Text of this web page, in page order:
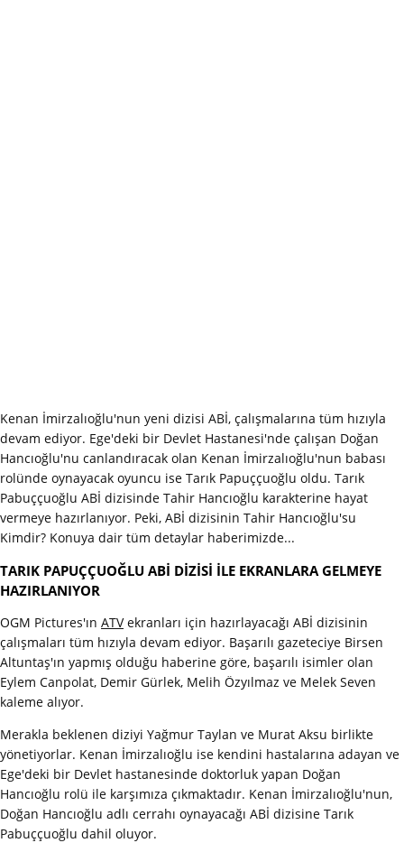
Kenan İmirzalıoğlu'nun yeni dizisi ABİ, çalışmalarına tüm hızıyla
devam ediyor. Ege'deki bir Devlet Hastanesi'nde çalışan Doğan
Hancıoğlu'nu canlandıracak olan Kenan İmirzalıoğlu'nun babası
rolünde oynayacak oyuncu ise Tarık Papuççuoğlu oldu. Tarık
Pabuççuoğlu ABİ dizisinde Tahir Hancıoğlu karakterine hayat
vermeye hazırlanıyor. Peki, ABİ dizisinin Tahir Hancıoğlu'su
Kimdir? Konuya dair tüm detaylar haberimizde...
TARIK PAPUÇÇUOĞLU ABİ DİZİSİ İLE EKRANLARA GELMEYE
HAZIRLANIYOR
OGM Pictures'ın ATVekranları için hazırlayacağı ABİ dizisinin
çalışmaları tüm hızıyla devam ediyor. Başarılı gazeteciye Birsen
Altuntaş'ın yapmış olduğu haberine göre, başarılı isimler olan
Eylem Canpolat, Demir Gürlek, Melih Özyılmaz ve Melek Seven
kaleme alıyor.
Merakla beklenen diziyi Yağmur Taylan ve Murat Aksu birlikte
yönetiyorlar. Kenan İmirzalıoğlu ise kendini hastalarına adayan ve
Ege'deki bir Devlet hastanesinde doktorluk yapan Doğan
Hancıoğlu rolü ile karşımıza çıkmaktadır. Kenan İmirzalıoğlu'nun,
Doğan Hancıoğlu adlı cerrahı oynayacağı ABİ dizisine Tarık
Pabuççuoğlu dahil oluyor.